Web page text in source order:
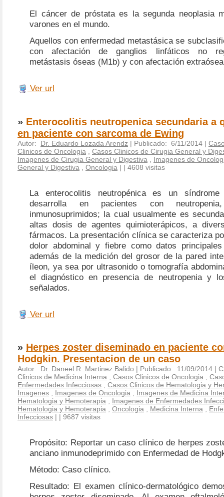
El cáncer de próstata es la segunda neoplasia
varones en el mundo.
Aquellos con enfermedad metastásica se
con afectación de ganglios linfáticos no
metástasis óseas (M1b) y con afectación
Ver url
» Enterocolitis neutropenica secundaria a
en paciente con sarcoma de Ewing
Autor: Dr. Eduardo Lozada Arendz | Publicado: 6/11/2014 |
Clinicos de Oncologia
Casos Clinicos de Cirugia General y
Imagenes de Cirugia General y Digestiva
Imagenes de
General y Digestiva
Oncologia | | 4608 visitas
La enterocolitis neutropénica es un
desarrolla en pacientes con neutropenia,
inmunosuprimidos; la cual usualmente es
altas dosis de agentes quimioterápicos, a
fármacos. La presentación clínica se caracteriza
dolor abdominal y fiebre como datos
además de la medición del grosor de la pared
íleon, ya sea por ultrasonido o tomografía
el diagnóstico en presencia de neutropenia y
señalados.
Ver url
» Herpes zoster diseminado en paciente
Hodgkin. Presentacion de un caso
Autor: Dr. Daneel R. Martinez Balido | Publicado: 11/09/2014 |
Clinicos de Medicina Interna
Casos Clinicos de Oncologia
Enfermedades Infecciosas
Casos Clinicos de Hematologia y
Imagenes
Imagenes de Oncologia
Imagenes de Medicina
Hematologia y Hemoterapia
Imagenes de Enfermedades
Hematologia y Hemoterapia
Oncologia Medicina Interna
Infecciosas | | 9687 visitas
Propósito: Reportar un caso clínico de herpes
anciano inmunodeprimido con Enfermedad de
Método: Caso clínico.
Resultado: El examen clínico-dermatológico